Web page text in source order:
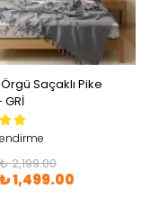
Saçaklı Pike
GRİ
₺ 2,199.00
₺ 1,499.00